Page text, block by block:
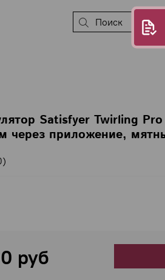
Satisfyer Twirling
через приложение,
руб